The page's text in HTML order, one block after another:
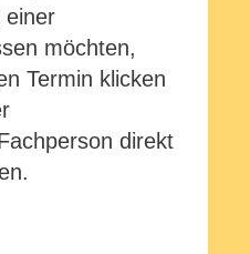
einer
möchten,
Termin klicken
direkt